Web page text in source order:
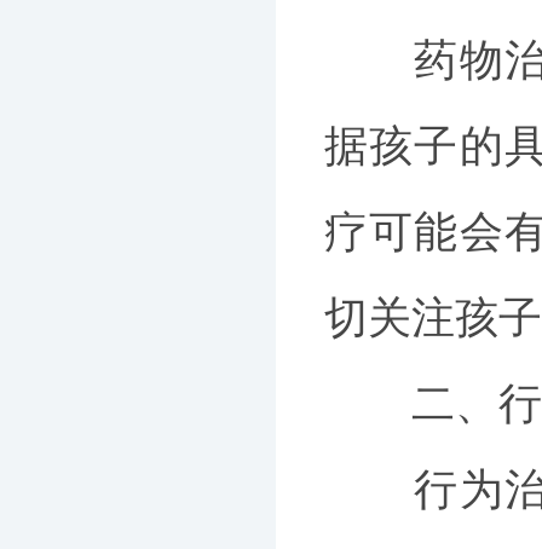
药物治
据孩子的
疗可能会
切关注孩
二、行
行为治